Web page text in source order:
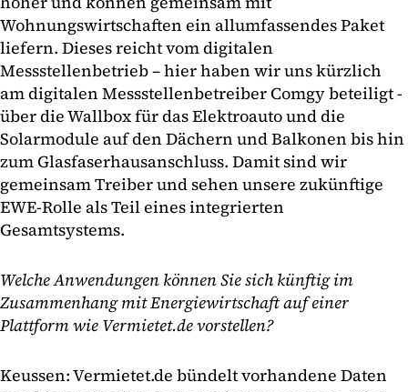
Wohnungswirtschaften ein allumfassendes Paket
liefern. Dieses reicht vom digitalen
Messstellenbetrieb – hier haben wir uns kürzlich
am digitalen Messstellenbetreiber Comgy beteiligt -
über die Wallbox für das Elektroauto und die
Solarmodule auf den Dächern und Balkonen bis hin
zum Glasfaserhausanschluss. Damit sind wir
gemeinsam Treiber und sehen unsere zukünftige
EWE-Rolle als Teil eines integrierten
Gesamtsystems.
Welche Anwendungen können Sie sich künftig im
Zusammenhang mit Energiewirtschaft auf einer
Plattform wie Vermietet.de vorstellen?
Keussen: Vermietet.de bündelt vorhandene Daten